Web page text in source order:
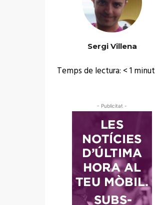
Sergi Villena
Temps de lectura: < 1minut
- Publicitat -